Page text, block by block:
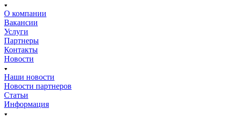
О компании
Вакансии
Услуги
Партнеры
Контакты
Новости
Наши новости
Новости партнеров
Статьи
Информация